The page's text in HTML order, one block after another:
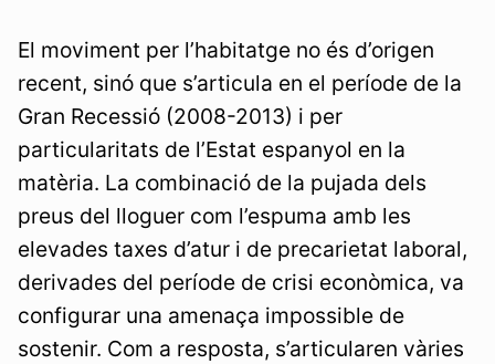
El moviment per l’habitatge no és d’origen
recent, sinó que s’articula en el període de la
Gran Recessió (2008-2013) i per
particularitats de l’Estat espanyol en la
matèria. La combinació de la pujada dels
preus del lloguer com l’espuma amb les
elevades taxes d’atur i de precarietat laboral,
derivades del període de crisi econòmica, va
configurar una amenaça impossible de
sostenir. Com a resposta, s’articularen vàries